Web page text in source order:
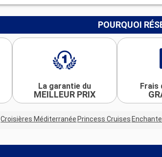
POURQUOI
La garantie du
MEILLEUR PRIX
Frais
Croisières Méditerranée Princess Cruises